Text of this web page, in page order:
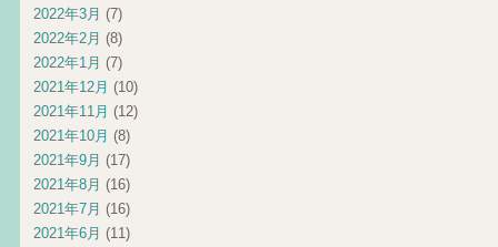
2022年3月 (7)
2022年2月 (8)
2022年1月 (7)
2021年12月 (10)
2021年11月 (12)
2021年10月 (8)
2021年9月 (17)
2021年8月 (16)
2021年7月 (16)
2021年6月 (11)